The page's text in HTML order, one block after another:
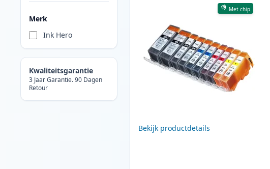
Merk
Ink Hero
Kwaliteitsgarantie
3 Jaar Garantie. 90 Dagen
Retour
Met chip
Bekijk productdetails